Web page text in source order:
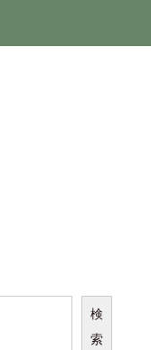
検
索